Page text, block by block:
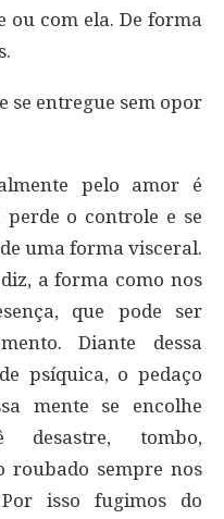
ou com ela. De forma
se entregue sem opor
pelo amor é
perde o controle e se
uma forma visceral.
a forma como nos
que pode ser
Diante dessa
psíquica, o pedaço
mente se encolhe
desastre, tombo,
roubado sempre nos
isso fugimos do